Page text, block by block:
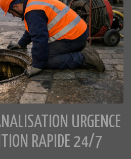
URGENCE
RAPIDE 24/7